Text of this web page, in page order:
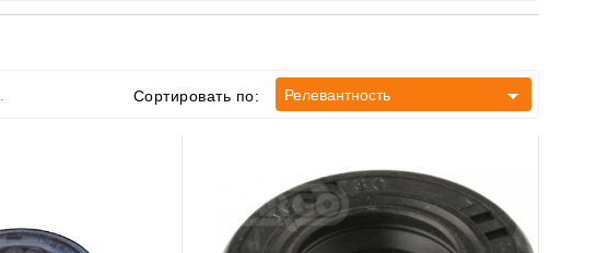
Сортировать по: Релевантность 